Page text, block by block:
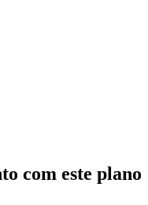
com este plano